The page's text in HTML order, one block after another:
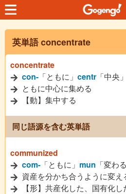
英単語 concentrate
concentrate
con- 「ともに」 centr 「中央」
ともに中心に集める
【動】集中する
同じ語源を含む英単語
communized
com- 「ともに」 mun 「変わ
資産を分かち合うように変え
【形】共産化した、国有化し